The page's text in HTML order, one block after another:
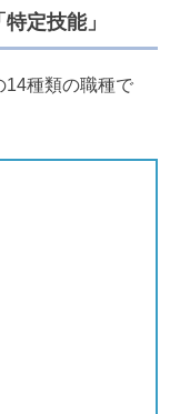
定技能」
14種類の職種で